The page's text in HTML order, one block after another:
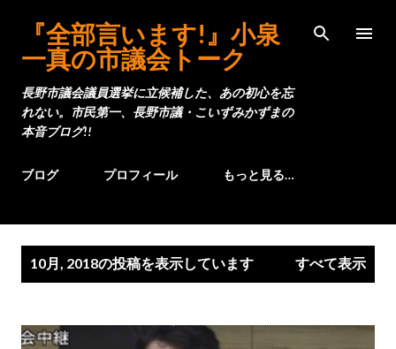
スキップしてメイン コンテンツに移動
『全部言います!』小泉
一真の市議会トーク
長野市議会議員選挙に立候補した、あの初心を忘
れない。市民第一、長野市議・こいずみかずまの
本音ブログ!!
ブログ プロフィール もっと見る…
10月, 2018の投稿を表示しています すべて表示